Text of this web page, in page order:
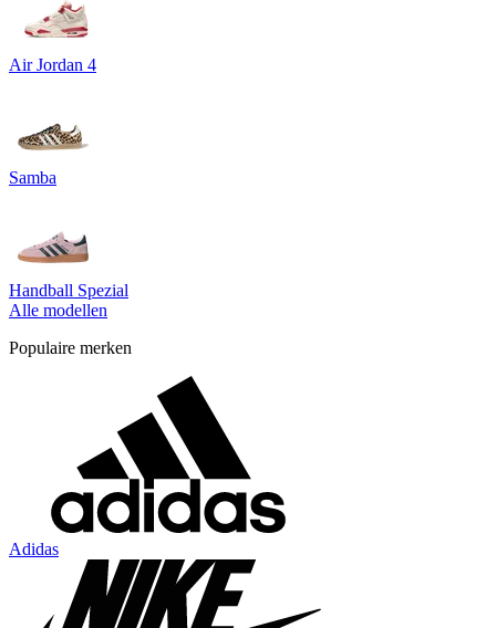
Air Jordan 4
Samba
Handball Spezial
Alle modellen
Populaire merken
Adidas